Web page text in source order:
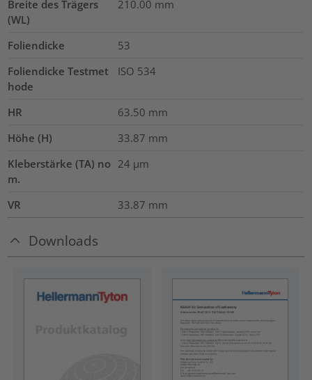
Breite des Trägers
(WL)
210.00 mm
Foliendicke
53
Foliendicke Testmet
hode
ISO 534
HR 63.50 mm
Höhe (H)
33.87 mm
Kleberstärke (TA) no
m.
24 µm
VR 33.87 mm
Downloads